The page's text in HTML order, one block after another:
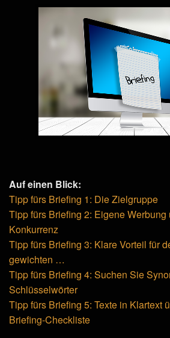
Auf einen Blick:
Tipp fürs Briefing 1: Die Zielgruppe
Tipp fürs Briefing 2: Eigene
Konkurrenz
Tipp fürs Briefing 3: Klare Vorteil für
gewichten …
Tipp fürs Briefing 4: Suchen Sie
Schlüsselwörter
Tipp fürs Briefing 5: Texte in Klartext
Briefing-Checkliste